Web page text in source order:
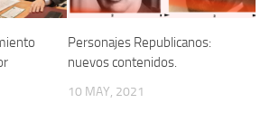
de abril de 1939 de Tembleque
IR
Personajes Republicanos:
nuevos contenidos.
10 MAY, 2021